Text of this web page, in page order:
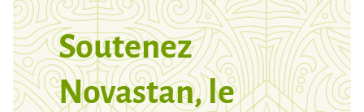
Soutenez
Novastan, le